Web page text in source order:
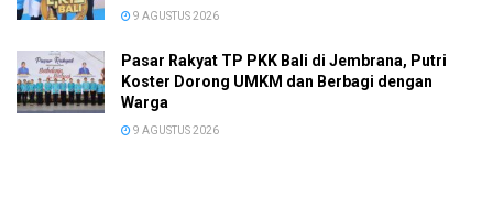
9 AGUSTUS 2026
Pasar Rakyat TP PKK Bali di Jembrana, Putri
Koster Dorong UMKM dan Berbagi dengan
Warga
9 AGUSTUS 2026